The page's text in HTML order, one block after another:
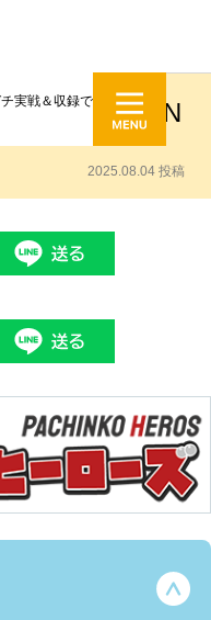
実戦＆収録で
D’STATION
2025.08.04 投稿